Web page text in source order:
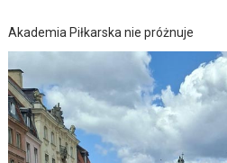
Akademia Piłkarska nie próżnuje